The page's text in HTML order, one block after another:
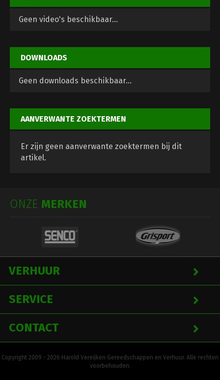
Geen video's beschikbaar...
DOWNLOADS
Geen downloads beschikbaar...
AANVERWANTE ZOEKTERMEN
Er zijn geen aanverwante zoektermen bij dit
artikel.
ONZE MERKEN
VERHUUR
SERVICE
CONTACT
Copyright 2009 - 2026 Harold Vereijken Gereedschappen en Verhuur. Alle rechten
voorbehouden.